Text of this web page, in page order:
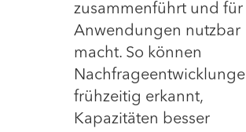
zusammenführt und für
Anwendungen nutzbar
macht. So können
frühzeitig erkannt,
Kapazitäten besser